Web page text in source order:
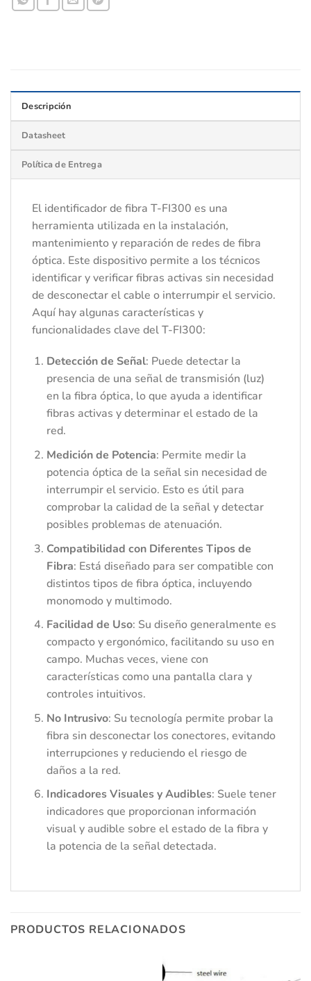
Descripción
Datasheet
Política de Entrega
El identificador de fibra T-FI300 es una
herramienta utilizada en la instalación,
mantenimiento y reparación de redes de fibra
óptica. Este dispositivo permite a los técnicos
identificar y verificar fibras activas sin necesidad
de desconectar el cable o interrumpir el servicio.
Aquí hay algunas características y
funcionalidades clave del T-FI300:
Detección de Señal: Puede detectar la
presencia de una señal de transmisión (luz)
en la fibra óptica, lo que ayuda a identificar
fibras activas y determinar el estado de la
red.
Medición de Potencia: Permite medir la
potencia óptica de la señal sin necesidad de
interrumpir el servicio. Esto es útil para
comprobar la calidad de la señal y detectar
posibles problemas de atenuación.
Compatibilidad con Diferentes Tipos de
Fibra: Está diseñado para ser compatible con
distintos tipos de fibra óptica, incluyendo
monomodo y multimodo.
Facilidad de Uso: Su diseño generalmente es
compacto y ergonómico, facilitando su uso en
campo. Muchas veces, viene con
características como una pantalla clara y
controles intuitivos.
No Intrusivo: Su tecnología permite probar la
fibra sin desconectar los conectores, evitando
interrupciones y reduciendo el riesgo de
daños a la red.
Indicadores Visuales y Audibles: Suele tener
indicadores que proporcionan información
visual y audible sobre el estado de la fibra y
la potencia de la señal detectada.
PRODUCTOS RELACIONADOS